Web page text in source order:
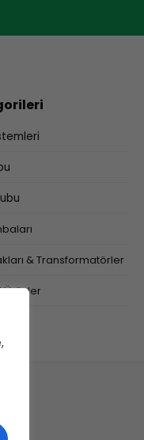
& Transformatörler
Ürünler